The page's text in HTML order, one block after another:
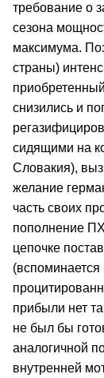
требование о
сезона
максимума.
страны)
снизились и
сидящими на
Словакия),
желание
часть своих
пополнение
цепочке
прибыли нет
не был бы
аналогичной
внутренней